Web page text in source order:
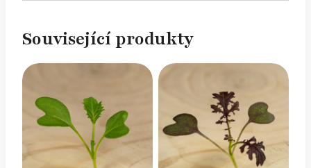
Související produkty